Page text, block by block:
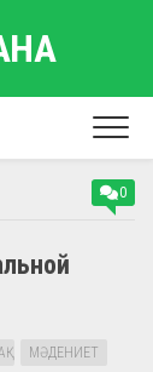
0
МӘДЕНИЕТ